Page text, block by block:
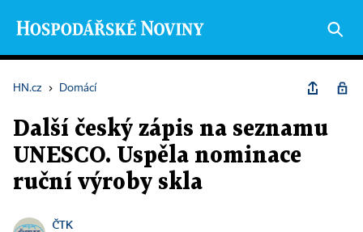
HN.cz › Domácí
Další český zápis na seznamu
UNESCO. Uspěla nominace
ruční výroby skla
ČTK